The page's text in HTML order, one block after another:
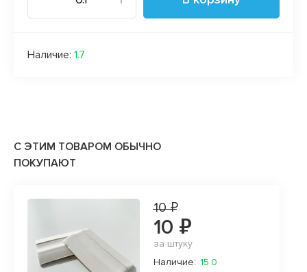
Наличие: 1.7
С ЭТИМ ТОВАРОМ ОБЫЧНО
ПОКУПАЮТ
10 ₽
10 ₽
за штуку
Наличие: 15.0